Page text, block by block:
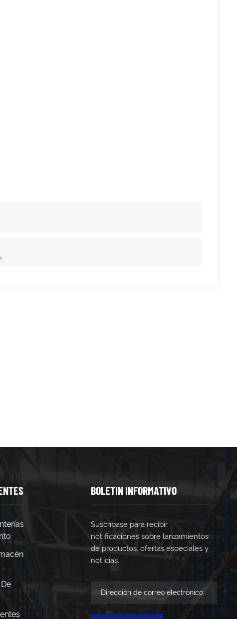
BOLETIN INFORMATIVO
Suscríbase para recibir
notificaciones sobre lanzamientos
de productos, ofertas especiales y
noticias.